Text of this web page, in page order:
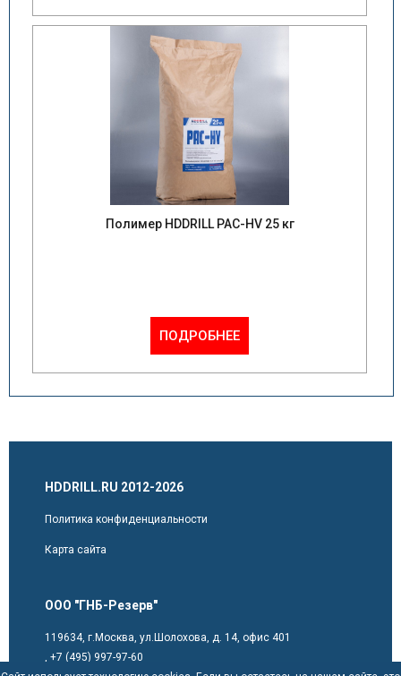
Полимер HDDRILL PAC-HV 25 кг
ПОДРОБНЕЕ
HDDRILL.RU 2012-2026
Политика конфиденциальности
Карта сайта
ООО "ГНБ-Резерв"
119634, г.Москва, ул.Шолохова, д. 14, офис 401
, +7 (495) 997-97-60